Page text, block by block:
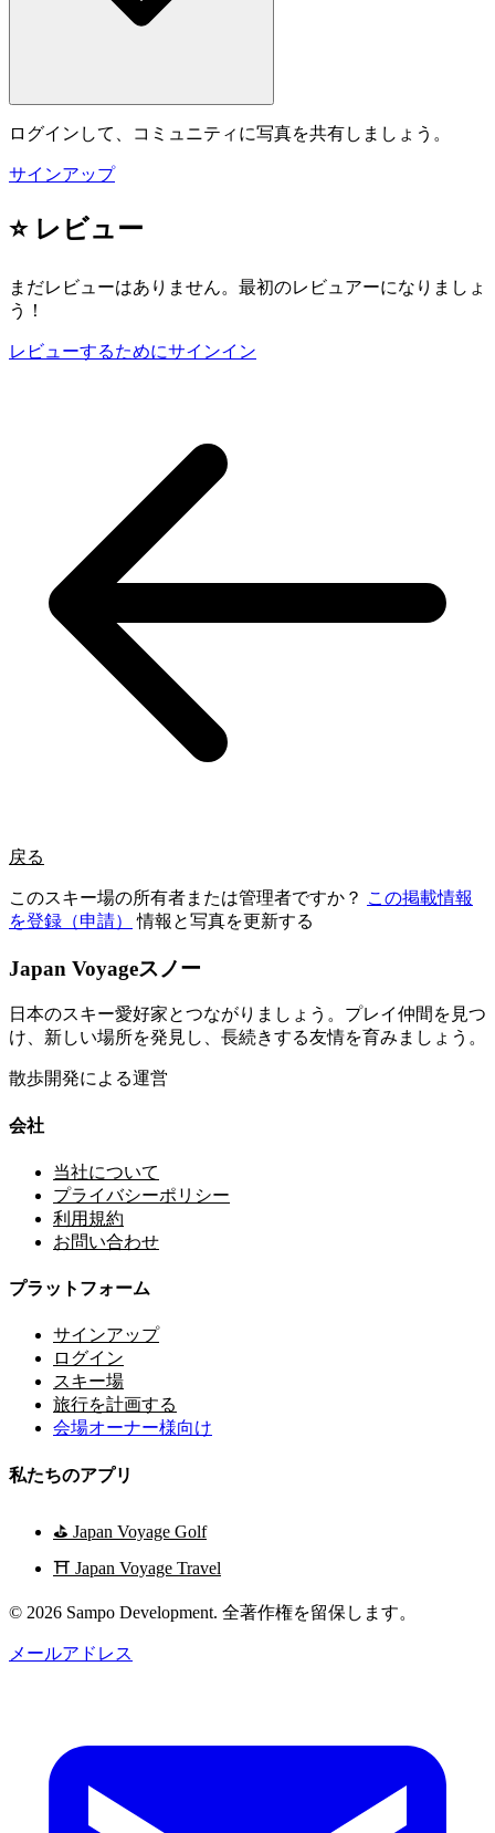
ログインして、コミュニティに写真を共有しましょう。
サインアップ
⭐ レビュー
まだレビューはありません。最初のレビュアーになりましょ
う！
レビューするためにサインイン
戻る
このスキー場の所有者または管理者ですか？ この掲載情報
を登録（申請）
情報と写真を更新する
Japan Voyageスノー
日本のスキー愛好家とつながりましょう。プレイ仲間を見つ
け、新しい場所を発見し、長続きする友情を育みましょう。
散歩開発による運営
会社
当社について
プライバシーポリシー
利用規約
お問い合わせ
プラットフォーム
サインアップ
ログイン
スキー場
旅行を計画する
会場オーナー様向け
私たちのアプリ
⛳ Japan Voyage Golf
⛩️ Japan Voyage Travel
© 2026 Sampo Development. 全著作権を留保します。
メールアドレス